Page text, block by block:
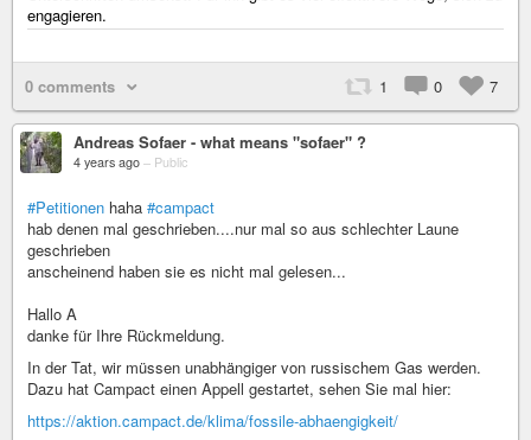
engagieren.
0 comments 1 0 7
Andreas Sofaer - what means "sofaer" ?
4 years ago – Public
#Petitionen haha #campact
hab denen mal geschrieben....nur mal so aus schlechter Laune
geschrieben
anscheinend haben sie es nicht mal gelesen...
Hallo A
danke für Ihre Rückmeldung.
In der Tat, wir müssen unabhängiger von russischem Gas werden.
Dazu hat Campact einen Appell gestartet, sehen Sie mal hier:
https://aktion.campact.de/klima/fossile-abhaengigkeit/